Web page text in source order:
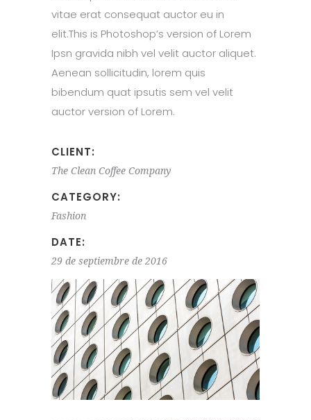
vitae erat consequat auctor eu in
elit.This is Photoshop’s version of Lorem
Ipsn gravida nibh vel velit auctor aliquet.
Aenean sollicitudin, lorem quis
bibendum quat ipsutis sem vel velit
auctor version of Lorem.
CLIENT:
The Clean Coffee Company
CATEGORY:
Fashion
DATE:
29 de septiembre de 2016